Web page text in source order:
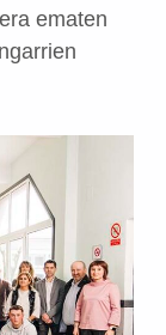
ematen